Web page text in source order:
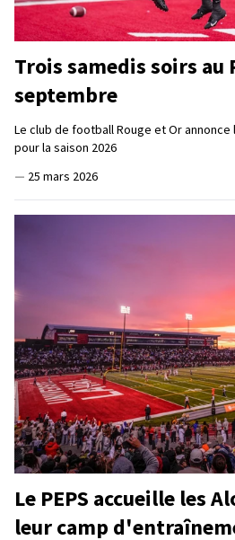
Trois samedis soirs au
septembre
Le club de football Rouge et Or
pour la saison 2026
— 25 mars 2026
Le PEPS accueille les
leur camp